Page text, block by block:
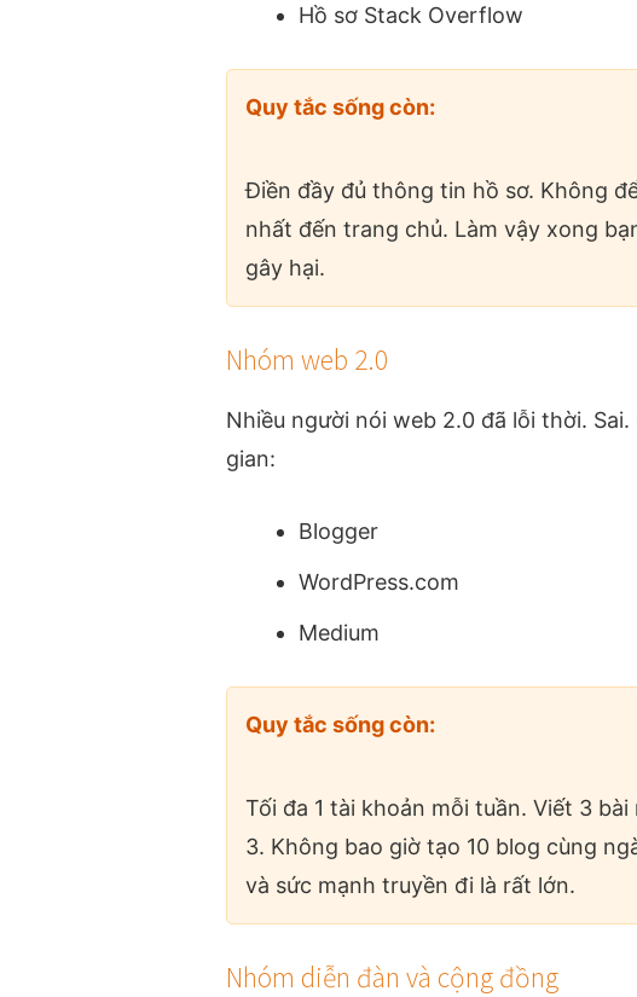
Hồ sơ Stack Overflow
Quy tắc sống còn:
Điền đầy đủ thông tin hồ sơ. Không
nhất đến trang chủ. Làm vậy xong
gây hại.
Nhóm web 2.0
Nhiều người nói web 2.0 đã lỗi thời.
gian:
Blogger
WordPress.com
Medium
Quy tắc sống còn:
Tối đa 1 tài khoản mỗi tuần. Viết 3
3. Không bao giờ tạo 10 blog cùng
và sức mạnh truyền đi là rất lớn.
Nhóm diễn đàn và cộng đồng